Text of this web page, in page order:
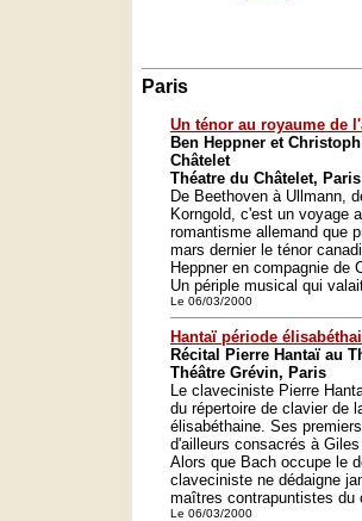
Paris
Un ténor au royaume de
Ben Heppner et
Châtelet
Théatre du Châtelet, Paris
De Beethoven à Ullmann,
Korngold, c'est un voyage
romantisme allemand que
mars dernier le ténor
Heppner en compagnie de
Un périple musical qui
Le 06/03/2000
Hantaï période
Récital Pierre Hantaï au
Théâtre Grévin, Paris
Le claveciniste Pierre
du répertoire de clavier de
élisabéthaine. Ses
d'ailleurs consacrés à
Alors que Bach occupe le
claveciniste ne dédaigne
maîtres contrapuntistes du
Le 06/03/2000